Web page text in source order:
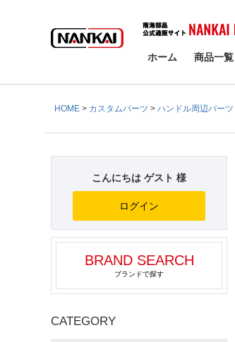
ホーム 商品一覧
HOME カスタムパーツ ハンドル周辺パーツ
こんにちは ゲスト 様
ログイン
BRAND SEARCH
ブランドで探す
CATEGORY